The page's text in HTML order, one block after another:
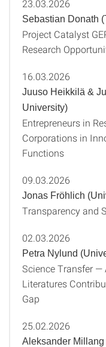
23.03.2026
Sebastian Donath
Project Catalyst
Research
16.03.2026
Juuso Heikkilä &
University)
Entrepreneurs in
Corporations in
Functions
09.03.2026
Jonas Fröhlich
Transparency and
02.03.2026
Petra Nylund
Science Transfer —
Literatures
Gap
25.02.2026
Aleksander